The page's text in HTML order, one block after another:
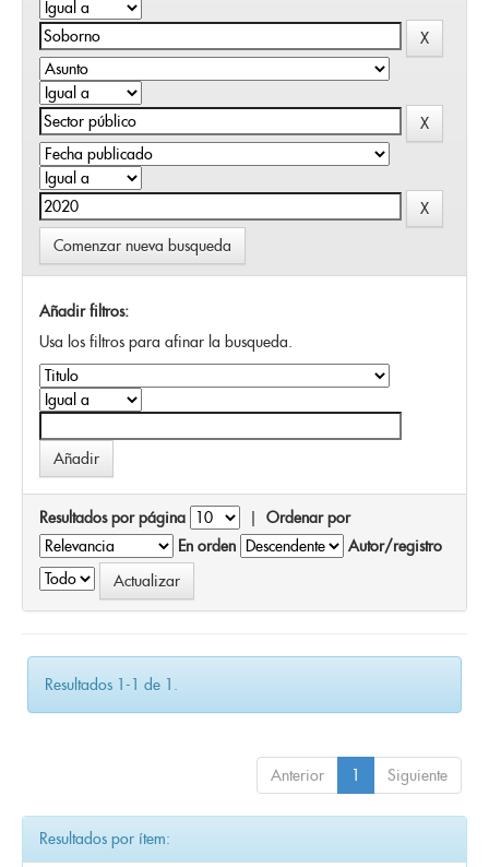
Comenzar nueva busqueda
Añadir filtros:
Usa los filtros para afinar la busqueda.
Resultados por página | Ordenar por
En orden
Autor/registro
Resultados 1-1 de 1.
Anterior 1 Siguiente
Resultados por ítem: